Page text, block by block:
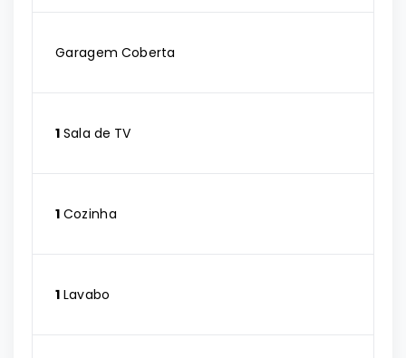
Garagem Coberta
1 Sala de TV
1 Cozinha
1 Lavabo